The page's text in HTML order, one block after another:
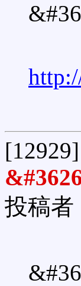
[12929]
投稿者